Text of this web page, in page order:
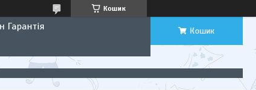
Кошик
Гарантія
Кошик